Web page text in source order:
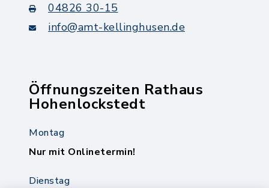
04826 30-15
info@amt-kellinghusen.de
Öffnungszeiten Rathaus
Hohenlockstedt
Montag
Nur mit Onlinetermin!
Dienstag